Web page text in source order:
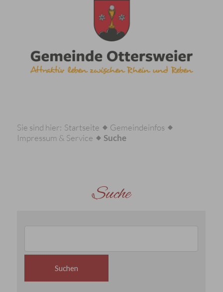
Sie sind hier: Startseite
Gemeindeinfos
Impressum & Service
Suche
Suche